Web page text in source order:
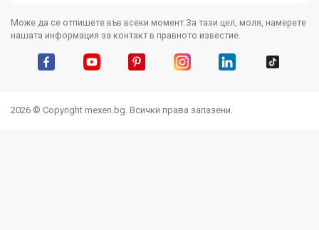
Може да се отпишете във всеки момент.За тази цел, моля, намерете
нашата информация за контакт в правното известие.
2026 © Copyright mexen.bg. Всички права запазени.